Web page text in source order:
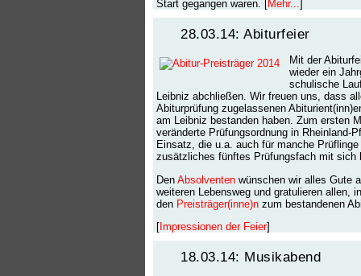
Start gegangen waren. [Mehr... ]
28.03.14: Abiturfeier
Mit der
wieder ein
schulische
Leibniz abchließen. Wir freuen uns, dass
Abiturprüfung zugelassenen
am Leibniz bestanden haben. Zum ersten
veränderte Prüfungsordnung in Rheinland-
Einsatz, die u.a. auch für manche Prüflinge
zusätzliches fünftes Prüfungsfach mit sich
Den Absolventen wünschen wir alles Gute
weiteren Lebensweg und gratulieren allen,
den Preisträger(inne)n zum bestandenen
[ Impressionen der Feier]
18.03.14: Musikabend